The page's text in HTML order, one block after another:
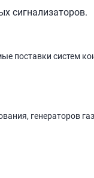
сигнализаторов.
поставки систем
генераторов